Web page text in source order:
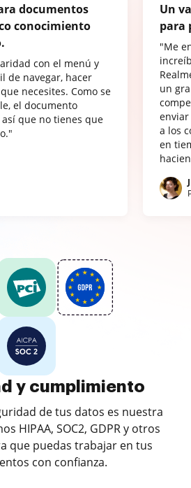
documentos
conocimiento
con el menú y
de navegar, hacer
necesites. Como se
el documento
que no tienes que
Un
para
"Me
un
a los
en
y cumplimiento
de tus datos es nuestra
HIPAA, SOC2, GDPR y otros
que puedas trabajar en tus
con confianza.